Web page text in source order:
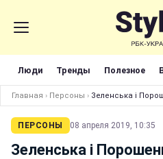
Люди Тренды Полезное
Главная › Персоны › Зеленська і
ПЕРСОНЫ 08 апреля 2019, 10:35
Зеленська і